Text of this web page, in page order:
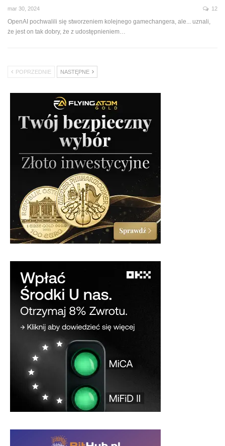
mar 30, 2024 12
OpenAI pochwalili się stworzeniem kolejnego gamechangera, ale... uznali,
że jest on tak dobry, że z udostępnieniem…
POPRZEDNIE NASTĘPNE